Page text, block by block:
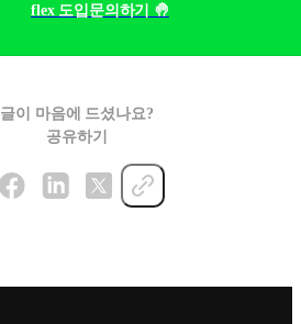
flex 도입문의하기 🤚
글이 마음에 드셨나요?
공유하기